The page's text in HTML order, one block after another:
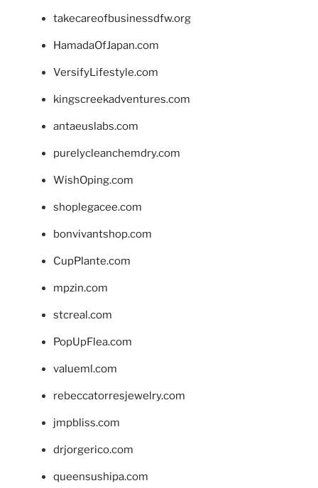
takecareofbusinessdfw.org
HamadaOfJapan.com
VersifyLifestyle.com
kingscreekadventures.com
antaeuslabs.com
purelycleanchemdry.com
WishOping.com
shoplegacee.com
bonvivantshop.com
CupPlante.com
mpzin.com
stcreal.com
PopUpFlea.com
valueml.com
rebeccatorresjewelry.com
jmpbliss.com
drjorgerico.com
queensushipa.com